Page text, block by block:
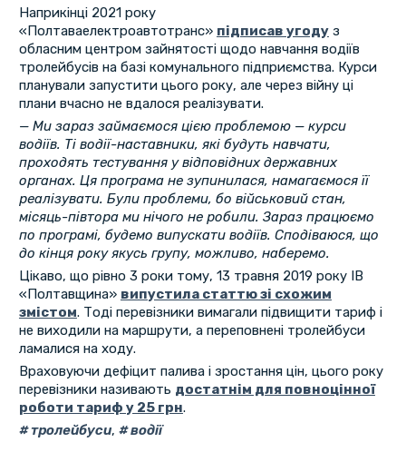
Наприкінці 2021 року
«Полтаваелектроавтотранс» підписав угодуз
обласним центром зайнятості щодо навчання водіїв
тролейбусів на базі комунального підприємства. Курси
планували запустити цього року, але через війну ці
плани вчасно не вдалося реалізувати.
— Ми зараз займаємося цією проблемою — курси
водіїв. Ті водії-наставники, які будуть навчати,
проходять тестування у відповідних державних
органах. Ця програма не зупинилася, намагаємося її
реалізувати. Були проблеми, бо військовий стан,
місяць-півтора ми нічого не робили. Зараз працюємо
по програмі, будемо випускати водіїв. Сподіваюся, що
до кінця року якусь групу, можливо, наберемо.
Цікаво, що рівно 3 роки тому, 13 травня 2019 року ІВ
«Полтавщина» випустила статтю зі схожим
змістом. Тоді перевізники вимагали підвищити тариф і
не виходили на маршрути, а переповнені тролейбуси
ламалися на ходу.
Враховуючи дефіцит палива і зростання цін, цього року
перевізники називають достатнім для повноцінної
роботи тариф у 25 грн.
тролейбуси, водії